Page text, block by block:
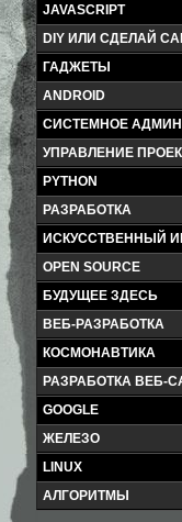
JAVASCRIPT
DIY ИЛИ СДЕЛАЙ
ГАДЖЕТЫ
ANDROID
СИСТЕМНОЕ
УПРАВЛЕНИЕ
PYTHON
РАЗРАБОТКА
ИСКУССТВЕННЫЙ
OPEN SOURCE
БУДУЩЕЕ ЗДЕСЬ
ВЕБ-РАЗРАБОТКА
КОСМОНАВТИКА
РАЗРАБОТКА ВЕБ-
GOOGLE
ЖЕЛЕЗО
LINUX
АЛГОРИТМЫ